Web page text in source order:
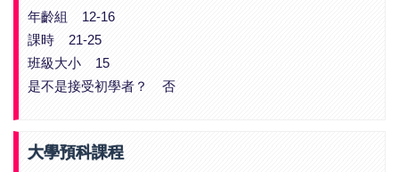
年齡組 12-16
課時 21-25
班級大小 15
是不是接受初學者？ 否
大學預科課程